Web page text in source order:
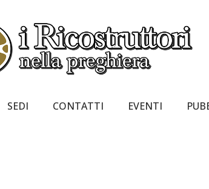
SEDI CONTATTI EVENTI